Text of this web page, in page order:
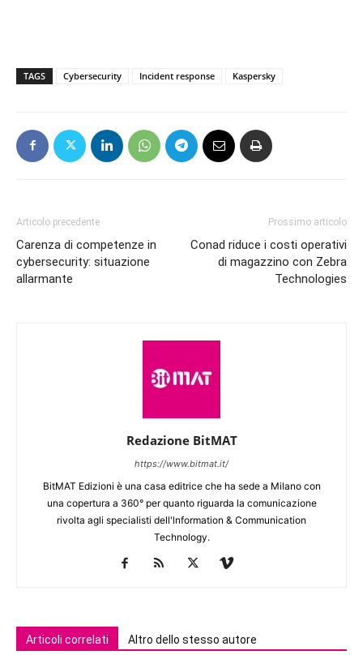
TAGS Cybersecurity Incident response Kaspersky
Articolo precedente
Carenza di competenze in
cybersecurity: situazione
allarmante
Prossimo articolo
Conad riduce i costi operativi
di magazzino con Zebra
Technologies
Redazione BitMAT
https://www.bitmat.it/
BitMAT Edizioni è una casa editrice che ha sede a Milano con
una copertura a 360° per quanto riguarda la comunicazione
rivolta agli specialisti dell'lnformation & Communication
Technology.
Articoli correlati Altro dello stesso autore